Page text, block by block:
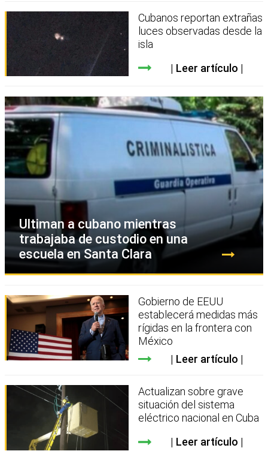
Cubanos reportan extrañas
luces observadas desde la
isla
Leer artículo
Ultiman a cubano mientras
trabajaba de custodio en una
escuela en Santa Clara
Gobierno de EEUU
establecerá medidas más
rígidas en la frontera con
México
Leer artículo
Actualizan sobre grave
situación del sistema
eléctrico nacional en Cuba
Leer artículo